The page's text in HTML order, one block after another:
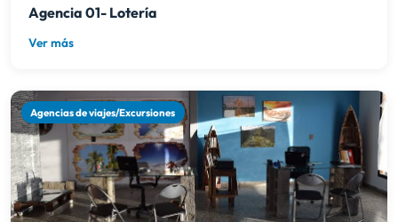
Agencia 01- Lotería
Ver más
Agencias de viajes/Excursiones